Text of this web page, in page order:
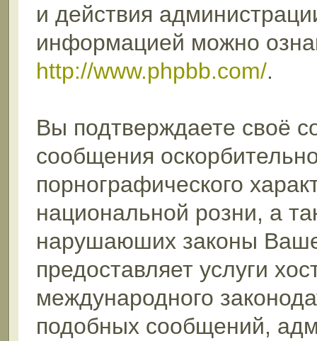
и действия
информацией можно
http://www.phpbb.com/.
Вы подтверждаете своё
сообщения
порнографического
национальной розни, а
нарушаюших законы
предоставляет услуги
международного
подобных сообщений,